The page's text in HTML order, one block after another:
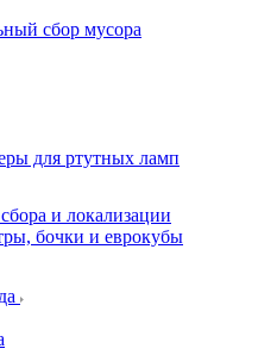
сбор мусора
для ртутных ламп
и локализации
бочки и еврокубы